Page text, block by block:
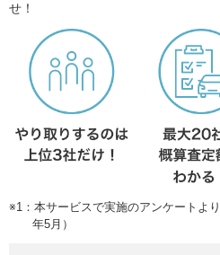
せ！
※1：本サービスで実施のアンケートよ
年5月）